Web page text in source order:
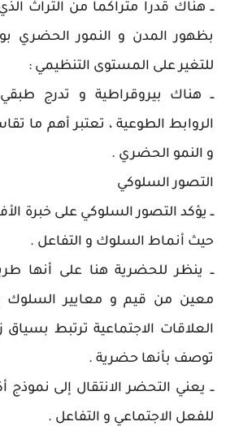
ــ هناك قدرا متراكما من التراث
بظهور المدن و النمور الحضري
للتغير على المستوى التنظيمي :
ــ هناك بيروقراطية و تدرج
الروابط الطوعية ، تعتبر أهم ما
و النمو الحضري .
التصور السلوكي
ــ يؤكد التصور السلوكي على خبرة
حيث أنماط السلوك و التفاعل .
ــ ينظر للحضرية هنا على أنها
معين من قيم و معايير السلوك
العلاقات الاجتماعية ترتبط
توصف بأنها حضرية .
ــ يعني التحضر الانتقال إلى نموذج
للفعل الاجتماعي و التفاعل .